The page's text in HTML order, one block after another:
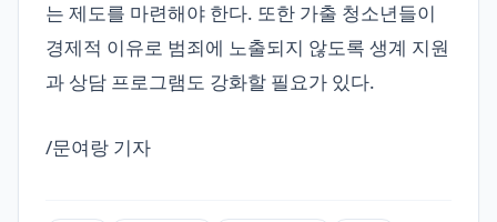
는 제도를 마련해야 한다. 또한 가출 청소년들이
경제적 이유로 범죄에 노출되지 않도록 생계 지원
과 상담 프로그램도 강화할 필요가 있다.
/문여랑 기자